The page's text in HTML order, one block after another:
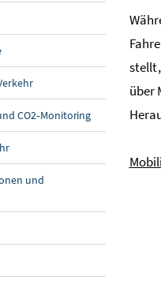
CO2‑Monitoring
und
über